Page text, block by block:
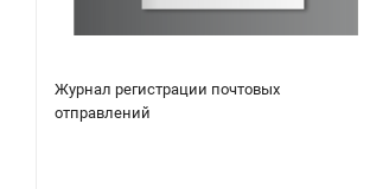
Журнал регистрации почтовых
отправлений